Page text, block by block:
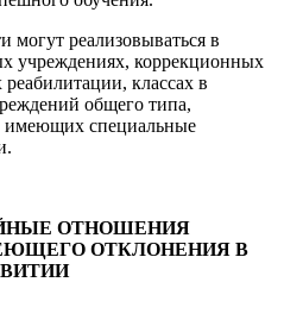
могут реализовываться в
учреждениях, коррекционных
классах в
общего типа,
имеющих специальные
ОТНОШЕНИЯ
ОТКЛОНЕНИЯ В